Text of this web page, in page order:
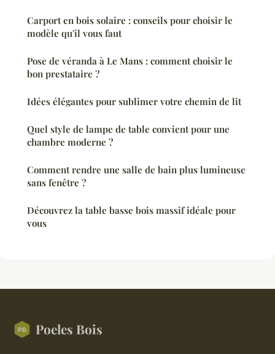
Carport en bois solaire : conseils pour choisir le
modèle qu'il vous faut
Pose de véranda à Le Mans : comment choisir le
bon prestataire ?
Idées élégantes pour sublimer votre chemin de lit
Quel style de lampe de table convient pour une
chambre moderne ?
Comment rendre une salle de bain plus lumineuse
sans fenêtre ?
Découvrez la table basse bois massif idéale pour
vous
Poeles Bois